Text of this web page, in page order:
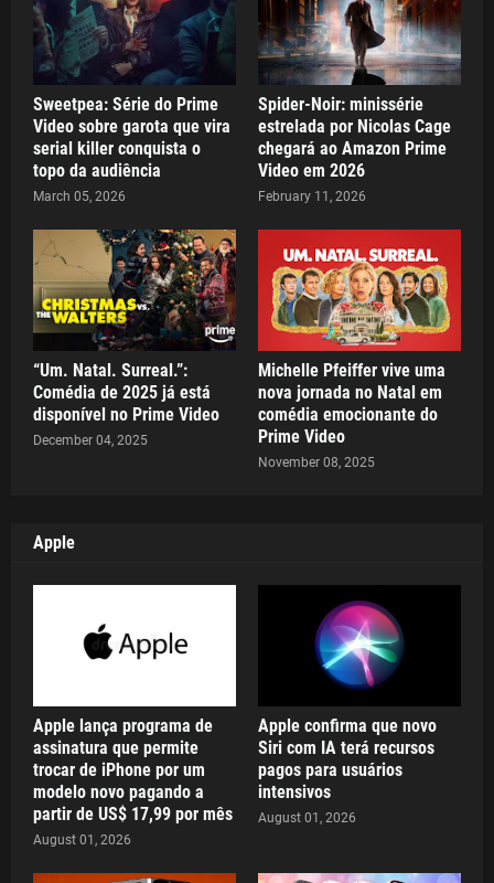
Sweetpea: Série do Prime
Video sobre garota que vira
serial killer conquista o
topo da audiência
March 05, 2026
Spider-Noir: minissérie
estrelada por Nicolas Cage
chegará ao Amazon Prime
Video em 2026
February 11, 2026
“Um. Natal. Surreal.”:
Comédia de 2025 já está
disponível no Prime Video
December 04, 2025
Michelle Pfeiffer vive uma
nova jornada no Natal em
comédia emocionante do
Prime Video
November 08, 2025
Apple
Apple lança programa de
assinatura que permite
trocar de iPhone por um
modelo novo pagando a
partir de US$ 17,99 por mês
August 01, 2026
Apple confirma que novo
Siri com IA terá recursos
pagos para usuários
intensivos
August 01, 2026